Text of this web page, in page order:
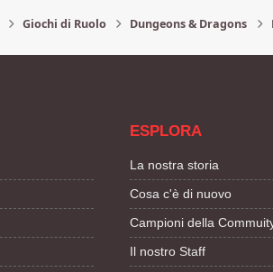
Giochi di Ruolo Dungeons & Dragons
ESPLORA
La nostra storia
Cosa c'è di nuovo
Campioni della
Il nostro Staff